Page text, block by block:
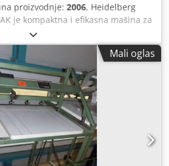
proizvodnje: 2006, Heidelberg
je kompaktna i efikasna mašina za
štamparije. Ima 4 džepa i SAK
k 650 mm Opremu: Hrani Režim
Tip: FI-40 Kontrolna jedinica:
1. Jedinica Tip: Ti-40 Godina:
Kombinovane preklopne ploče
Konfiguracija valjka: ručni
Djdswcqxvspfx Agyjkr Kapuljača
broj: P-00226 Prikazivanje Tip
Tehnički detalji Veličina lista maks:
min: 80 k 100 mm Maks.
m / min.
Mali oglas